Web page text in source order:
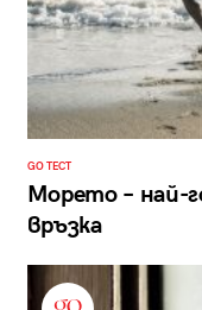
GO ТЕСТ
Морето – най-
връзка